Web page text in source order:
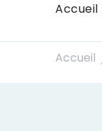
Accueil
Accueil